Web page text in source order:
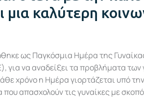
μια καλύτερη
ως Παγκόσμια Ημέρα της
να αναδείξει τα προβλήματα των
χρόνο η Ημέρα γιορτάζεται υπό
απασχολούν τις γυναίκες με